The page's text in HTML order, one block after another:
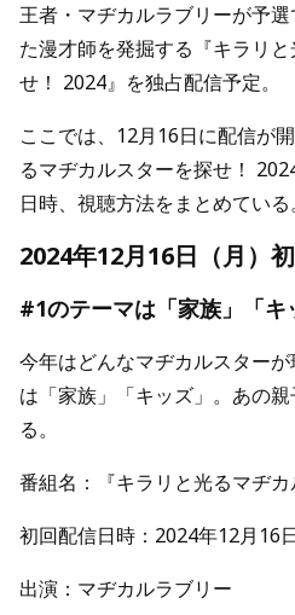
王者・マヂカルラブリーが予
た漫才師を発掘する『キラリ
せ！ 2024』を独占配信予定。
ここでは、12月16日に配信が
るマヂカルスターを探せ！
日時、視聴方法をまとめている。
2024年12月16日（月）
#1のテーマは「家族」「キ
今年はどんなマヂカルスター
は「家族」「キッズ」。あの
る。
番組名：『キラリと光るマヂ
初回配信日時：2024年12月16
出演：マヂカルラブリー